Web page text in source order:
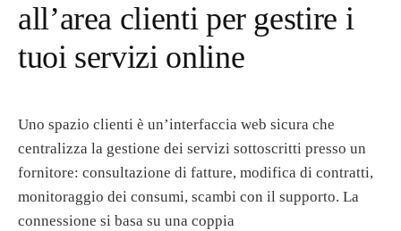
all’area clienti per gestire i
tuoi servizi online
Uno spazio clienti è un’interfaccia web sicura che
centralizza la gestione dei servizi sottoscritti presso un
fornitore: consultazione di fatture, modifica di contratti,
monitoraggio dei consumi, scambi con il supporto. La
connessione si basa su una coppia